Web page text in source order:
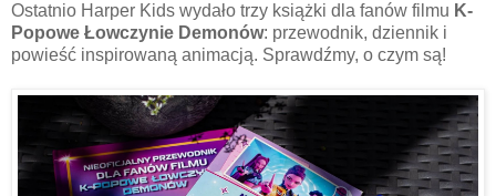
Ostatnio Harper Kids wydało trzy książki dla fanów filmu K-
Popowe Łowczynie Demonów: przewodnik, dziennik i
powieść inspirowaną animacją. Sprawdźmy, o czym są!